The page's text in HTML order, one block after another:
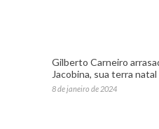
Gilberto Carneiro
Jacobina, sua terra natal
8 de janeiro de 2024